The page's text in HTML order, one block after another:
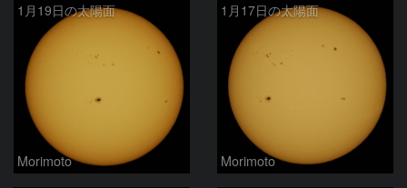
1月19日の太陽面
Morimoto
1月17日の太陽面
Morimoto